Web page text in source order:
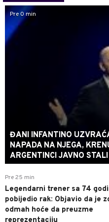
Pre 0 min
ĐANI INFANTINO
NAPADA NA NJEGA,
ARGENTINCI JAVNO
Pre 25 min
Legendarni trener sa 74
pobijedio rak: Objavio da je
odmah hoće da preuzme